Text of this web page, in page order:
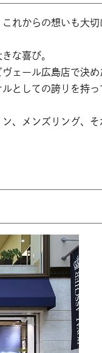
れからの想いも大切
な喜び。
ェール広島店で決め
としての誇りを持っ
、メンズリング、そ